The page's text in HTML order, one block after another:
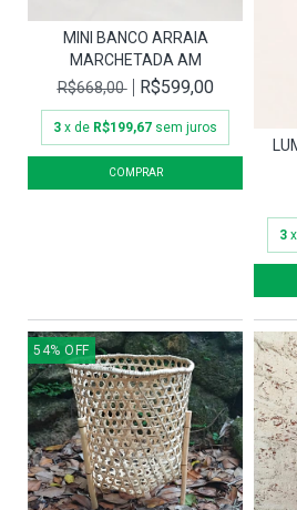
MINI BANCO ARRAIA
MARCHETADA AM
R$668,00
R$599,00
3 x de R$199,67 sem juros
3
54% OFF